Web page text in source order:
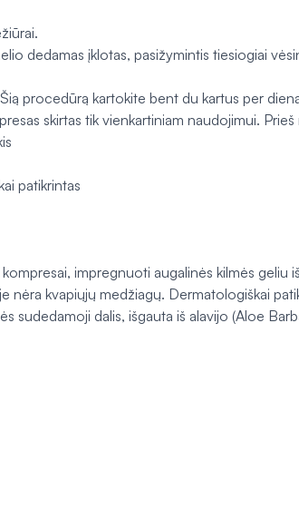
dedamas įklotas, pasižymintis tiesiogiai
procedūrą kartokite bent du kartus per
skirtas tik vienkartiniam naudojimui.
patikrintas
impregnuoti augalinės kilmės geliu
nėra kvapiųjų medžiagų. Dermatologiškai
sudedamoji dalis, išgauta iš alavijo (Aloe